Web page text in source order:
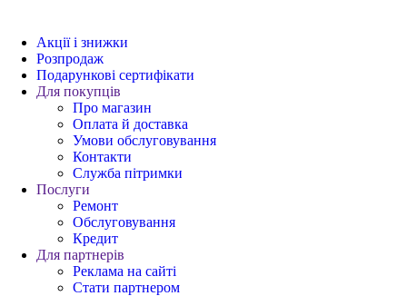
Акції і знижки
Розпродаж
Подарункові сертифікати
Для покупців
Про магазин
Оплата й доставка
Умови обслуговування
Контакти
Служба пітримки
Послуги
Ремонт
Обслуговування
Кредит
Для партнерів
Реклама на сайті
Стати партнером